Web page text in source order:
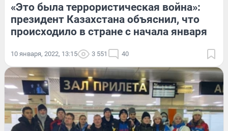
«Это была террористическая война»:
президент Казахстана объяснил, что
происходило в стране с начала января
10 января, 2022, 13:15 3 551 40